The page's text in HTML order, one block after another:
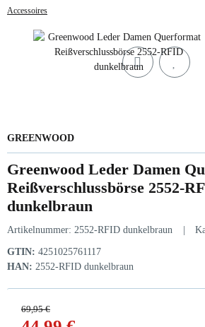
Accessoires
GREENWOOD
Greenwood Leder Damen
Reißverschlussbörse 2552-
dunkelbraun
Artikelnummer: 2552-RFID dunkelbraun
GTIN: 4251025761117
HAN: 2552-RFID dunkelbraun
69,95 €